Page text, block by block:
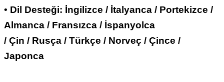
• Dil Desteği: İngilizce / İtalyanca / Portekizce /
Almanca / Fransızca / İspanyolca
/ Çin / Rusça / Türkçe / Norveç / Çince /
Japonca